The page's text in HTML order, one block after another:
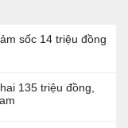
sốc 14 triệu đồng
135 triệu đồng,